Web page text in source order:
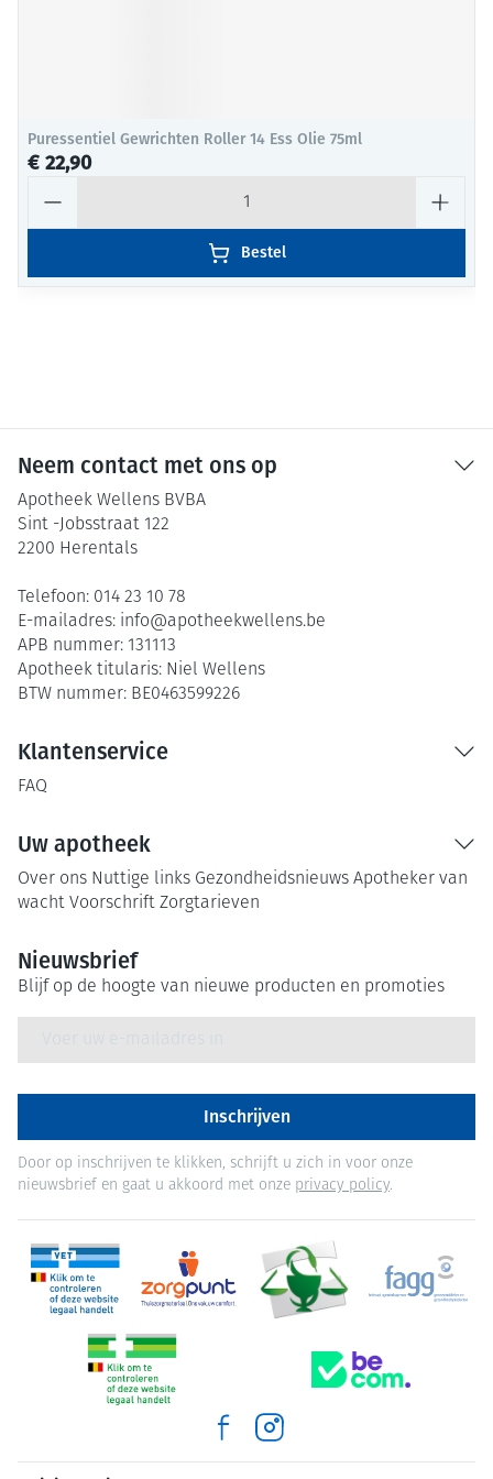
Puressentiel Gewrichten Roller 14 Ess Olie 75ml
€ 22,90
Bestel
Neem contact met ons op
Apotheek Wellens BVBA
Sint -Jobsstraat 122
2200 Herentals
Telefoon: 014 23 10 78
E-mailadres: info@apotheekwellens.be
APB nummer: 131113
Apotheek titularis: Niel Wellens
BTW nummer: BE0463599226
Klantenservice
FAQ
Uw apotheek
Over ons Nuttige links Gezondheidsnieuws Apotheker van
wacht Voorschrift Zorgtarieven
Nieuwsbrief
Blijf op de hoogte van nieuwe producten en promoties
Inschrijven
Door op inschrijven te klikken, schrijft u zich in voor onze
nieuwsbrief en gaat u akkoord met onze privacy policy.